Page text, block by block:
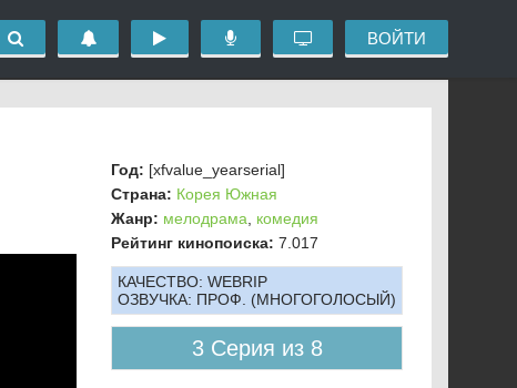
ВОЙТИ
Год: [xfvalue_yearserial]
Страна: Корея Южная
Жанр: мелодрама
комедия
Рейтинг кинопоиска: 7.017
КАЧЕСТВО: WEBRIP
ОЗВУЧКА: ПРОФ. (МНОГОГОЛОСЫЙ)
3 Серия из 8